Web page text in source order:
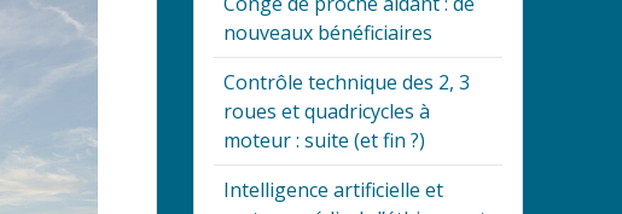
nouveaux bénéficiaires
Contrôle technique des 2, 3
roues et quadricycles à
moteur : suite (et fin ?)
Intelligence artificielle et